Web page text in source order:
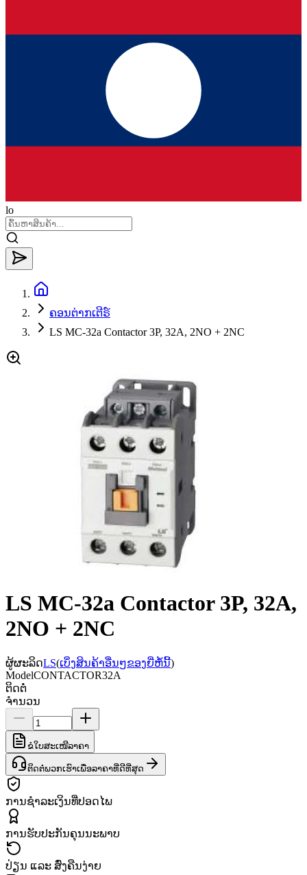
lo
ຄອນຕ່າກເຕີຣ໌
LS MC-32a Contactor 3P, 32A, 2NO + 2NC
LS MC-32a Contactor 3P, 32A,
2NO + 2NC
ຜູ້ຜະລິດLS(ເບິ່ງສິນຄ້າອື່ນໆຂອງຍີ່ຫໍ້ນີ້)
ModelCONTACTOR32A
ຕິດຕໍ່
ຈຳນວນ
ຂໍໃບສະເໜີລາຄາ
ຕິດຕໍ່ພວກເຮົາເພື່ອລາຄາທີ່ດີທີ່ສຸດ
ການຊຳລະເງິນທີ່ປອດໄພ
ການຮັບປະກັນຄຸນນະພາບ
ປ່ຽນ ແລະ ສົ່ງຄືນງ່າຍ